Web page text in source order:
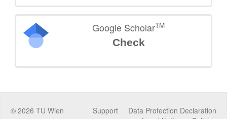
Google ScholarTM
Check
© 2026 TU Wien Data Protection Declaration
Support